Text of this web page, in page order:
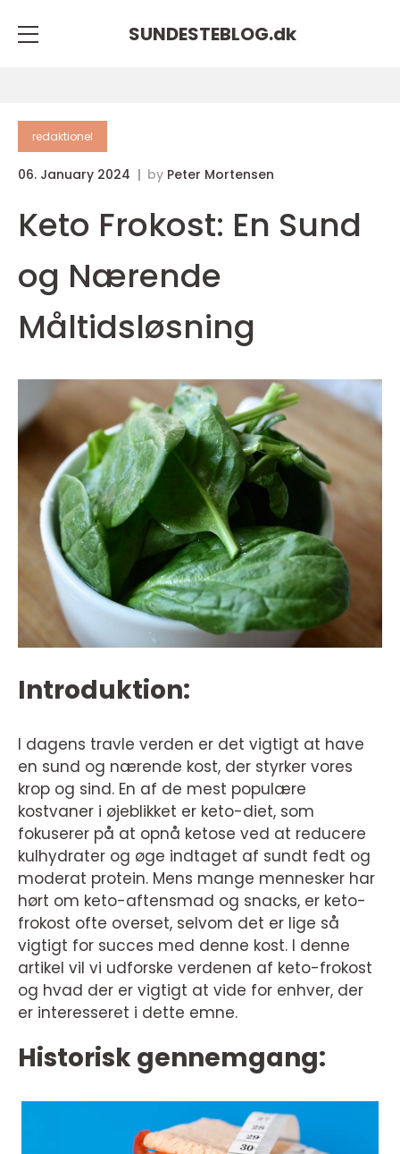
SUNDESTEBLOG.dk
redaktionel
06. January 2024 by Peter Mortensen
Keto Frokost: En Sund
og Nærende
Måltidsløsning
Introduktion:
I dagens travle verden er det vigtigt at have
en sund og nærende kost, der styrker vores
krop og sind. En af de mest populære
kostvaner i øjeblikket er keto-diet, som
fokuserer på at opnå ketose ved at reducere
kulhydrater og øge indtaget af sundt fedt og
moderat protein. Mens mange mennesker har
hørt om keto-aftensmad og snacks, er keto-
frokost ofte overset, selvom det er lige så
vigtigt for succes med denne kost. I denne
artikel vil vi udforske verdenen af keto-frokost
og hvad der er vigtigt at vide for enhver, der
er interesseret i dette emne.
Historisk gennemgang: